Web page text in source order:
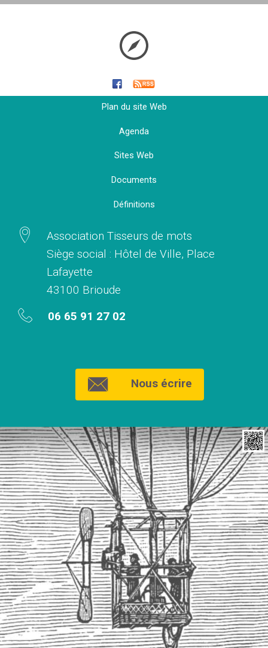
Plan du site Web
Agenda
Sites Web
Documents
Définitions
Association Tisseurs de mots
Siège social : Hôtel de Ville, Place
Lafayette
43100 Brioude
06 65 91 27 02
Nous écrire